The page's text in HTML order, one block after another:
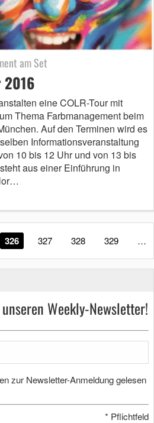
am Set
2016
eine COLR-Tour mit
Thema Farbmanagement beim
Auf den Terminen wird es
Informationsveranstaltung
10 bis 12 Uhr und von 13 bis
aus einer Einführung in
326 327 328 329 …
Weekly-Newsletter!
zur Newsletter-Anmeldung gelesen
* Pflichtfeld